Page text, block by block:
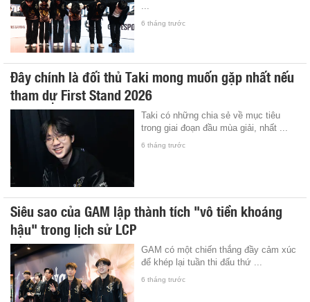
6 tháng trước
Đây chính là đối thủ Taki mong muốn gặp nhất nếu
tham dự First Stand 2026
Taki có những chia sẻ về mục tiêu
trong giai đoạn đầu mùa giải, nhất ...
6 tháng trước
Siêu sao của GAM lập thành tích "vô tiền khoáng
hậu" trong lịch sử LCP
GAM có một chiến thắng đầy cảm xúc
để khép lại tuần thi đấu thứ ...
6 tháng trước